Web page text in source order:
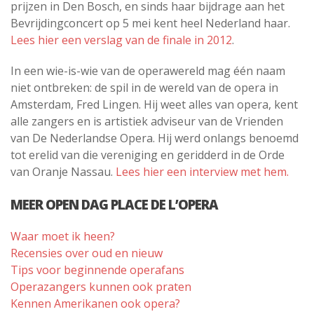
prijzen in Den Bosch, en sinds haar bijdrage aan het
Bevrijdingconcert op 5 mei kent heel Nederland haar.
Lees hier een verslag van de finale in 2012.
In een wie-is-wie van de operawereld mag één naam
niet ontbreken: de spil in de wereld van de opera in
Amsterdam, Fred Lingen. Hij weet alles van opera, kent
alle zangers en is artistiek adviseur van de Vrienden
van De Nederlandse Opera. Hij werd onlangs benoemd
tot erelid van die vereniging en geridderd in de Orde
van Oranje Nassau. Lees hier een interview met hem.
MEER OPEN DAG PLACE DE L’OPERA
Waar moet ik heen?
Recensies over oud en nieuw
Tips voor beginnende operafans
Operazangers kunnen ook praten
Kennen Amerikanen ook opera?